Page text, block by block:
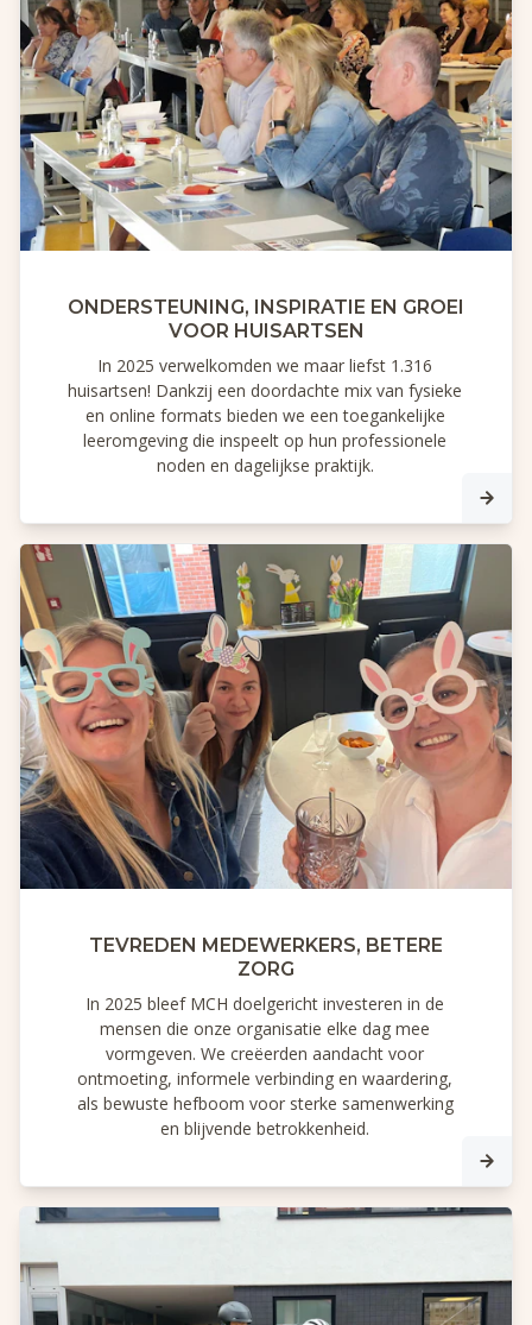
ONDERSTEUNING, INSPIRATIE EN GROEI
VOOR HUISARTSEN
In 2025 verwelkomden we maar liefst 1.316
huisartsen! Dankzij een doordachte mix van fysieke
en online formats bieden we een toegankelijke
leeromgeving die inspeelt op hun professionele
noden en dagelijkse praktijk.
TEVREDEN MEDEWERKERS, BETERE
ZORG
In 2025 bleef MCH doelgericht investeren in de
mensen die onze organisatie elke dag mee
vormgeven. We creëerden aandacht voor
ontmoeting, informele verbinding en waardering,
als bewuste hefboom voor sterke samenwerking
en blijvende betrokkenheid.